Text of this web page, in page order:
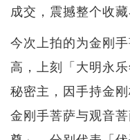
成交，震撼整个收藏
今次上拍的为金刚
高，上刻「大明永
秘密主，因手持金
金刚手菩萨与观音